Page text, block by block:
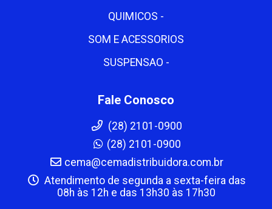
QUIMICOS -
SOM E ACESSORIOS
SUSPENSAO -
Fale Conosco
(28) 2101-0900
(28) 2101-0900
cema@cemadistribuidora.com.br
Atendimento de segunda a sexta-feira das
08h às 12h e das 13h30 às 17h30